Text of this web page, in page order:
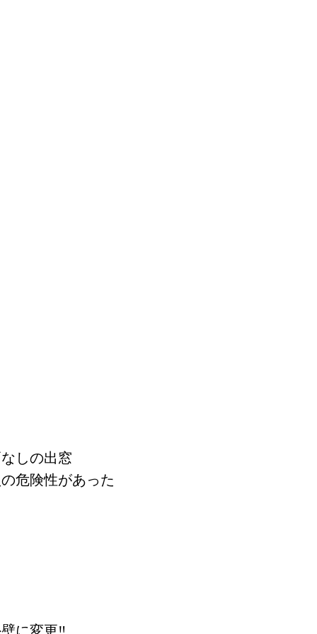
しの出窓
危険性があった